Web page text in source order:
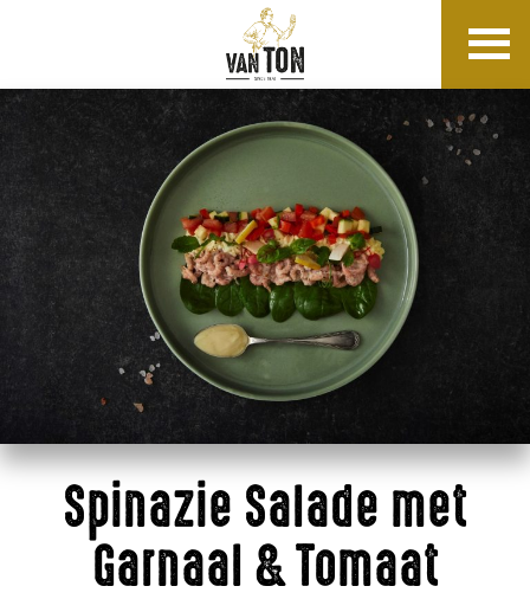
Spinazie Salade met
Garnaal & Tomaat